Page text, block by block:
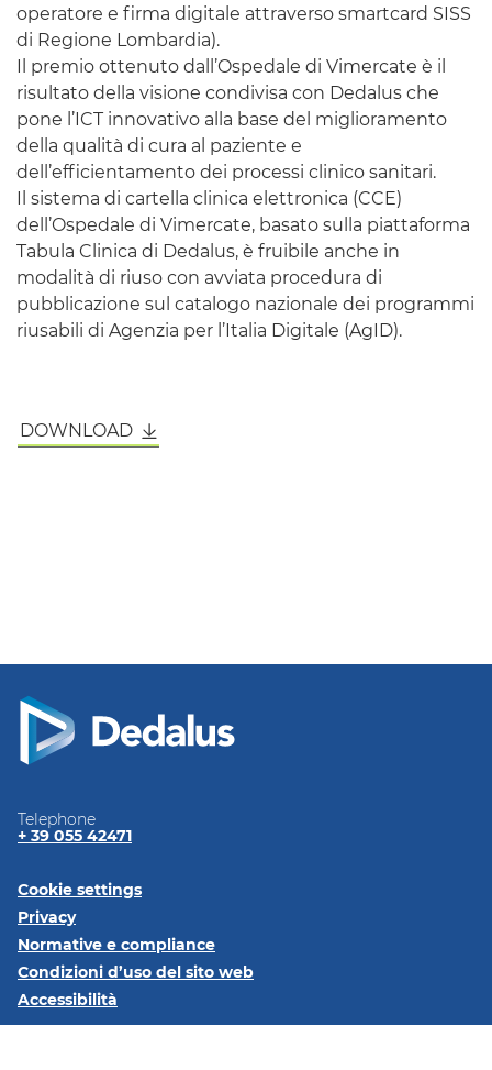
operatore e firma digitale attraverso smartcard SISS
di Regione Lombardia).
Il premio ottenuto dall’Ospedale di Vimercate è il
risultato della visione condivisa con Dedalus che
pone l’ ICTinnovativo alla base del miglioramento
della qualità di cura al paziente e
dell’efficientamento dei processi clinico sanitari.
Il sistema di cartella clinica elettronica (CCE)
dell’Ospedale di Vimercate, basato sulla piattaforma
Tabula Clinica di Dedalus, è fruibile anche in
modalità di riuso con avviata procedura di
pubblicazione sul catalogo nazionale dei programmi
riusabili di Agenzia per l’Italia Digitale (AgID).
DOWNLOAD
Telephone
+ 39 055 42471
Cookie settings
Privacy
Normative e compliance
Condizioni d’uso del sito web
Accessibilità